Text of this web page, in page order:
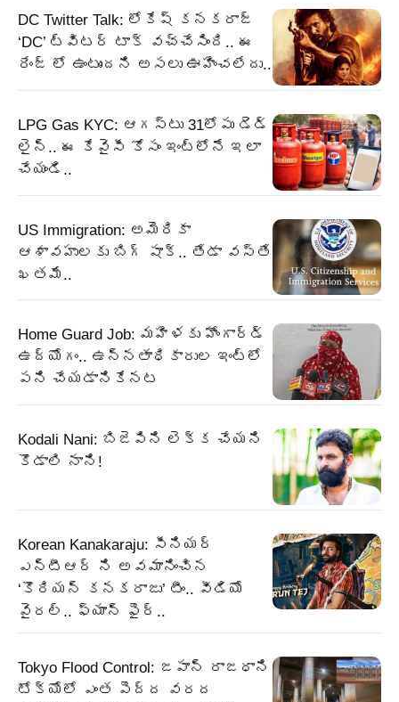
DC Twitter Talk: లోకేష్ కనకరాజ్
‘DC’ ట్విటర్ టాక్ వచ్చేసింది.. ఈ
రేంజ్ లో ఉంటుందని అసలు ఊహించలేదు..
LPG Gas KYC: ఆగస్టు 31లోపు డెడ్
లైన్.. ఈ కేవైసీ కోసం ఇంట్లోనే ఇలా
చేయండి..
US Immigration: అమెరికా
ఆశావహులకు బిగ్ షాక్.. తేడా వస్తే
ఖతమే..
Home Guard Job: మహిళకు హోంగార్డ్
ఉద్యోగం.. ఉన్నతాధికారుల ఇంట్లో
పని చేయడానికేనట
Kodali Nani: బిజెపిని లెక్క చేయని
కొడాలి నాని!
Korean Kanakaraju: సీనియర్
ఎన్టీఆర్ ని అవమానించిన
‘కొరియన్ కనకరాజు’ టీం.. వీడియో
వైరల్.. ఫ్యాన్ ఫైర్..
Tokyo Flood Control: జపాన్ రాజధాని
టోక్యోలో ఎంత పెద్ద వరద